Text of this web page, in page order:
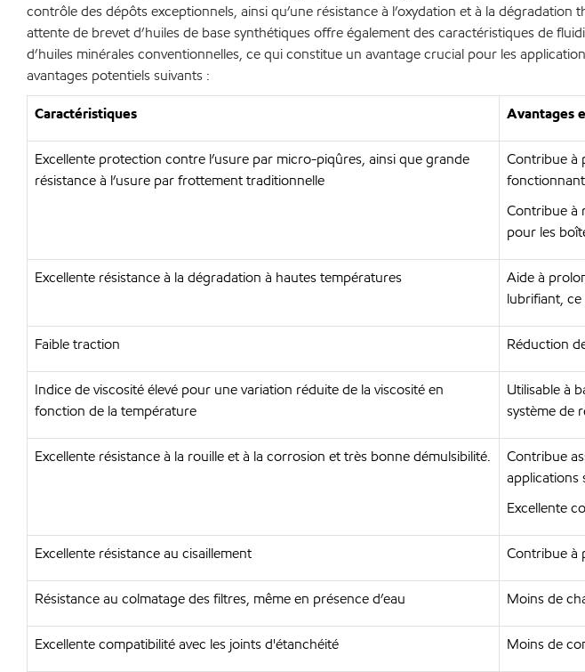
contrôle des dépôts exceptionnels, ainsi qu’une résistance à l’oxydation et à la
attente de brevet d’huiles de base synthétiques offre également des caractéristiques de
d’huiles minérales conventionnelles, ce qui constitue un avantage crucial pour les
avantages potentiels suivants :
Caractéristiques Avantages
Excellente protection contre l’usure par micro-piqûres, ainsi que grande
résistance à l’usure par frottement traditionnelle
Contribue à
Contribue à
pour les
Excellente résistance à la dégradation à hautes températures
Aide à
lubrifiant,
Faible traction Réduction
Indice de viscosité élevé pour une variation réduite de la viscosité en
fonction de la température
Utilisable à
système de
Excellente résistance à la rouille et à la corrosion et très bonne démulsibilité.
Contribue
applications
Excellente
Excellente résistance au cisaillement Contribue à
Résistance au colmatage des filtres, même en présence d’eau Moins de
Excellente compatibilité avec les joints d'étanchéité Moins de